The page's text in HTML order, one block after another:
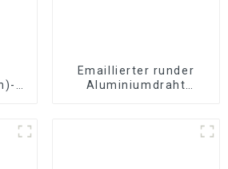
Emaillierter runder
Aluminiumdraht